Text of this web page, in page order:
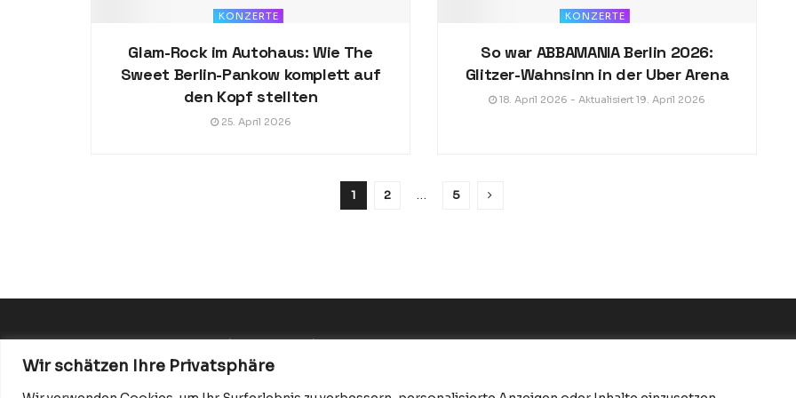
Wir schätzen Ihre Privatsphäre
KONZERTE
Glam-Rock im Autohaus: Wie The
Sweet Berlin-Pankow komplett auf
den Kopf stellten
25. April 2026
KONZERTE
So war ABBAMANIA Berlin 2026:
Glitzer-Wahnsinn in der Uber Arena
18. April 2026 - Aktualisiert 19. April 2026
1 2 … 5
Datenschutzerklärung Impressum Startseite